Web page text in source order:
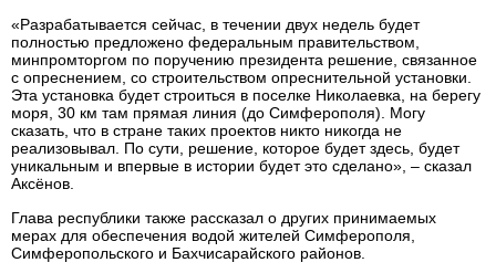
«Разрабатывается сейчас, в течении двух недель будет
полностью предложено федеральным правительством,
минпромторгом по поручению президента решение, связанное
с опреснением, со строительством опреснительной установки.
Эта установка будет строиться в поселке Николаевка, на берегу
моря, 30 км там прямая линия (до Симферополя). Могу
сказать, что в стране таких проектов никто никогда не
реализовывал. По сути, решение, которое будет здесь, будет
уникальным и впервые в истории будет это сделано», – сказал
Аксёнов.
Глава республики также рассказал о других принимаемых
мерах для обеспечения водой жителей Симферополя,
Симферопольского и Бахчисарайского районов.